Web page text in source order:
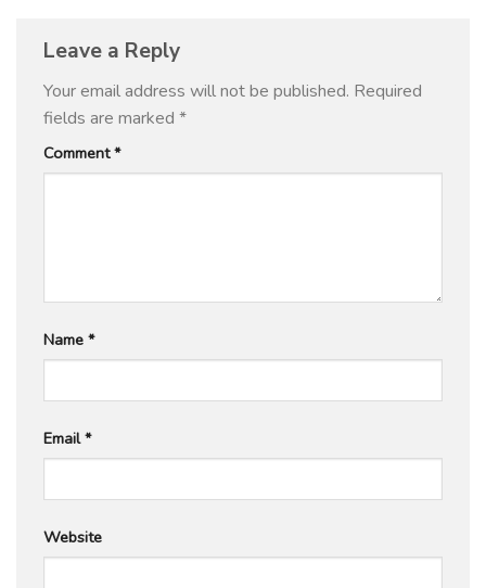
Leave a Reply
Your email address will not be published. Required
fields are marked *
Comment*
Name *
Email*
Website